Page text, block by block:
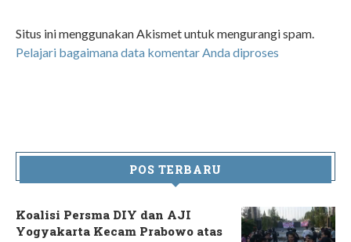
Situs ini menggunakan Akismet untuk mengurangi spam.
Pelajari bagaimana data komentar Anda diproses
POS TERBARU
Koalisi Persma DIY dan AJI
Yogyakarta Kecam Prabowo atas